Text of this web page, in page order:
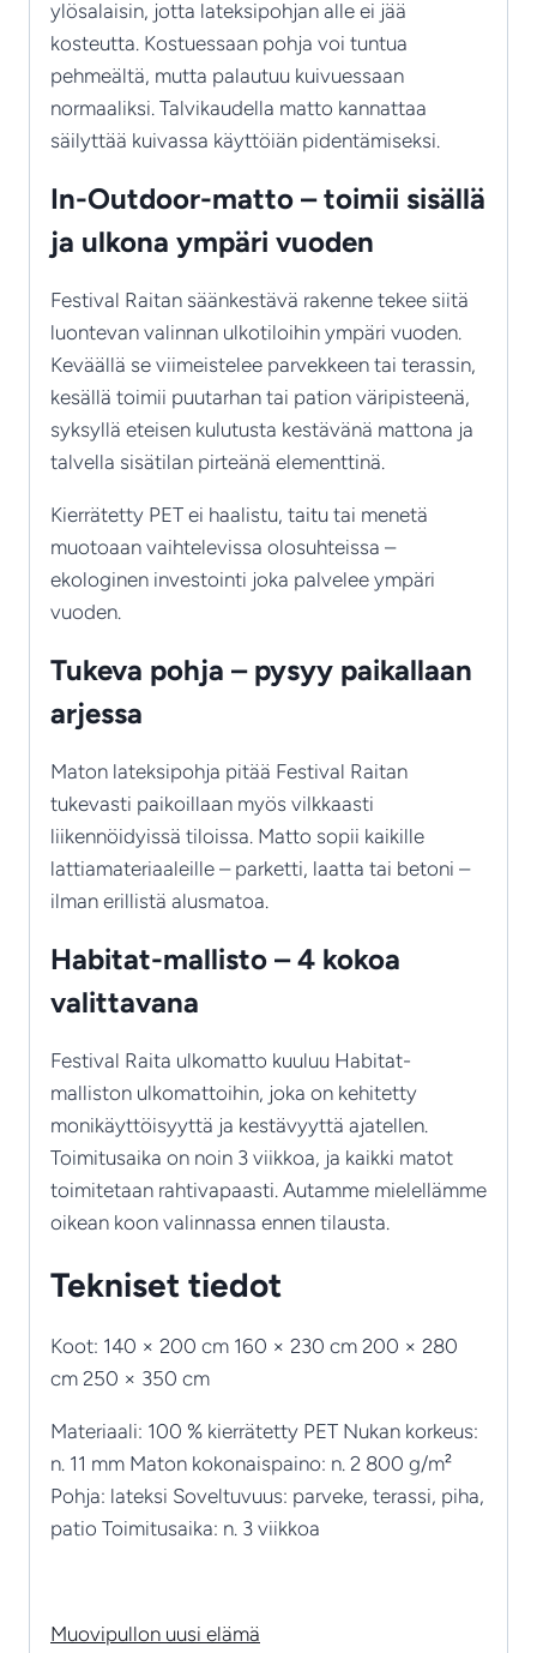
ylösalaisin, jotta lateksipohjan alle ei jää
kosteutta. Kostuessaan pohja voi tuntua
pehmeältä, mutta palautuu kuivuessaan
normaaliksi. Talvikaudella matto kannattaa
säilyttää kuivassa käyttöiän pidentämiseksi.
In-Outdoor-matto – toimii sisällä
ja ulkona ympäri vuoden
Festival Raitan säänkestävä rakenne tekee siitä
luontevan valinnan ulkotiloihin ympäri vuoden.
Keväällä se viimeistelee parvekkeen tai terassin,
kesällä toimii puutarhan tai pation väripisteenä,
syksyllä eteisen kulutusta kestävänä mattona ja
talvella sisätilan pirteänä elementtinä.
Kierrätetty PET ei haalistu, taitu tai menetä
muotoaan vaihtelevissa olosuhteissa –
ekologinen investointi joka palvelee ympäri
vuoden.
Tukeva pohja – pysyy paikallaan
arjessa
Maton lateksipohja pitää Festival Raitan
tukevasti paikoillaan myös vilkkaasti
liikennöidyissä tiloissa. Matto sopii kaikille
lattiamateriaaleille – parketti, laatta tai betoni –
ilman erillistä alusmatoa.
Habitat-mallisto – 4 kokoa
valittavana
Festival Raita ulkomatto kuuluu Habitat-
malliston ulkomattoihin, joka on kehitetty
monikäyttöisyyttä ja kestävyyttä ajatellen.
Toimitusaika on noin 3 viikkoa, ja kaikki matot
toimitetaan rahtivapaasti. Autamme mielellämme
oikean koon valinnassa ennen tilausta.
Tekniset tiedot
Koot: 140 × 200 cm 160 × 230 cm 200 × 280
cm 250 × 350 cm
Materiaali: 100 % kierrätetty PET Nukan korkeus:
n. 11 mm Maton kokonaispaino: n. 2 800 g/m²
Pohja: lateksi Soveltuvuus: parveke, terassi, piha,
patio Toimitusaika: n. 3 viikkoa
Muovipullon uusi elämä